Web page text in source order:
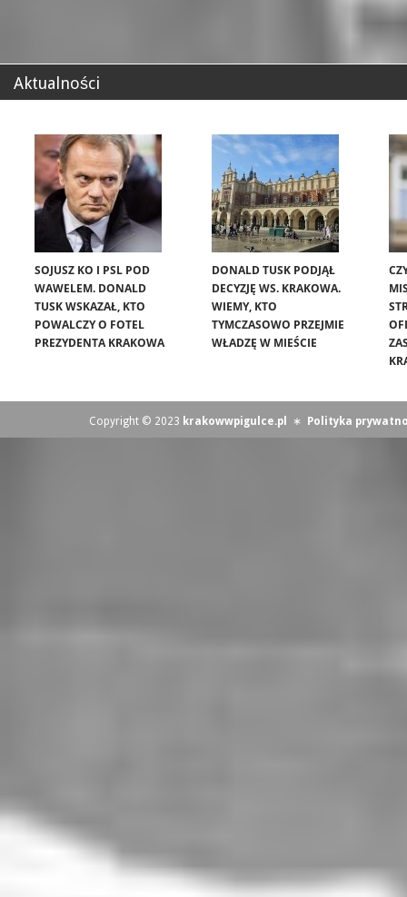
Aktualności
SOJUSZ KO I PSL POD
WAWELEM. DONALD
TUSK WSKAZAŁ, KTO
POWALCZY O FOTEL
PREZYDENTA KRAKOWA
DONALD TUSK PODJĄŁ
DECYZJĘ WS. KRAKOWA.
WIEMY, KTO
TYMCZASOWO PRZEJMIE
WŁADZĘ W MIEŚCIE
Copyright © 2023 krakowwpigulce.pl ∗ Polityka